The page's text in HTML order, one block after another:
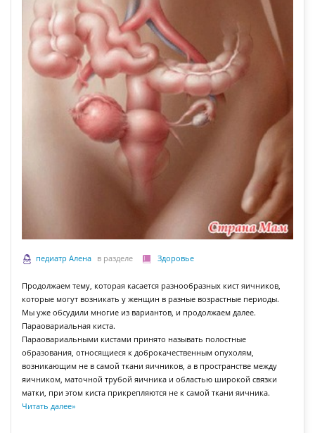
педиатр Алена в разделе Здоровье
Продолжаем тему, которая касается разнообразных кист яичников,
которые могут возникать у женщин в разные возрастные периоды.
Мы уже обсудили многие из вариантов, и продолжаем далее.
Параовариальная киста.
Параовариальными кистами принято называть полостные
образования, относящиеся к доброкачественным опухолям,
возникающим не в самой ткани яичников, а в пространстве между
яичником, маточной трубой яичника и областью широкой связки
матки, при этом киста прикрепляются не к самой ткани яичника.
Читать далее»